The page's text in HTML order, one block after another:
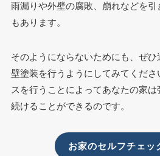
雨漏りや外壁の腐敗、崩れなどを
もあります。
そのようにならないためにも、ぜ
壁塗装を行うようにしてみてくだ
スを行うことによってあなたの家
続けることができるのです。
お家のセルフチェッ